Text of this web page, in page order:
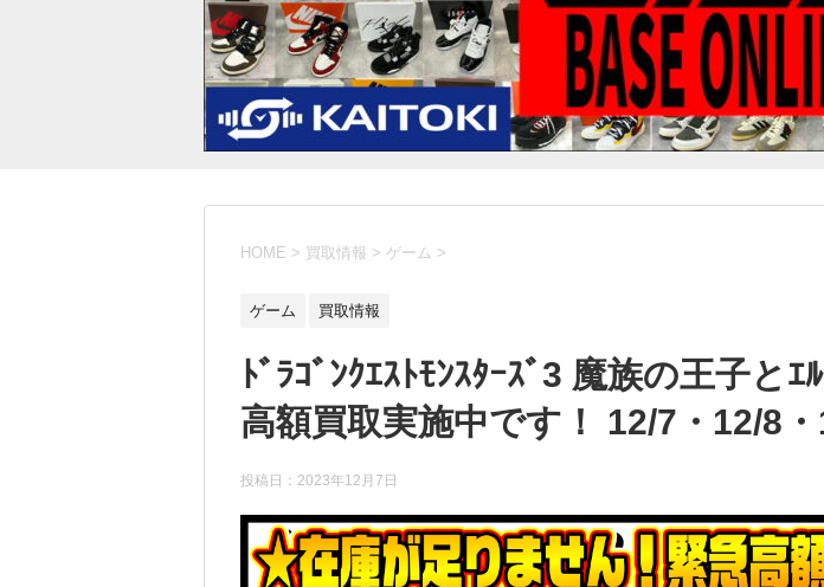
HOME > 買取情報 > ゲーム >
ゲーム 買取情報
ﾄﾞﾗｺﾞﾝｸｴｽﾄﾓﾝｽﾀｰｽﾞ3 魔族の王子とｴ
高額買取実施中です！ 12/7・12/8
投稿日： 2023年12月7日